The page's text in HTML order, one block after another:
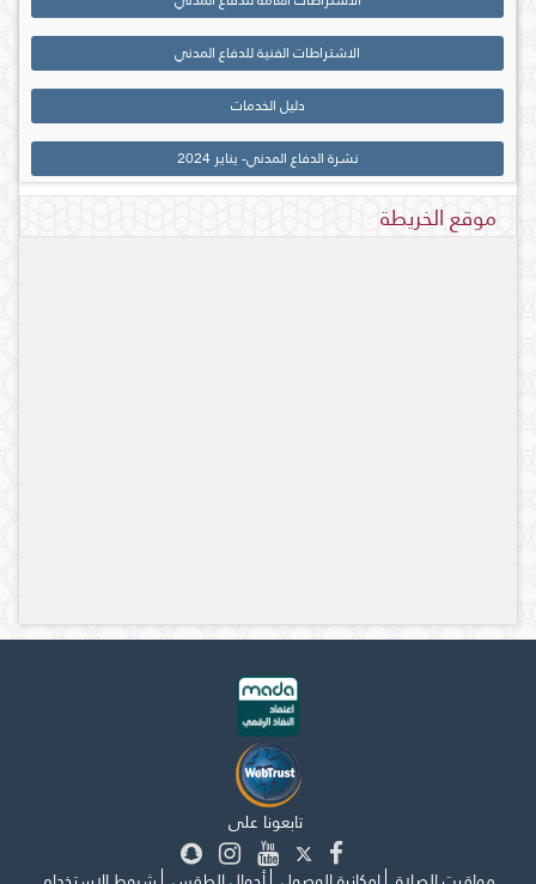
الاشتراطات الفنية للدفاع المدني
دليل الخدمات
نشرة الدفاع المدني- يناير 2024
موقع الخريطة
تابعونا على